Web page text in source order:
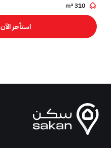
310 m²
استأجر الآن